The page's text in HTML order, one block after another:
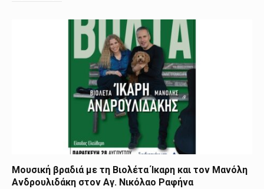
Μουσική βραδιά με τη Βιολέτα Ίκαρη και τον Μανόλη
Ανδρουλιδάκη στον Αγ. Νικόλαο Ραφήνα